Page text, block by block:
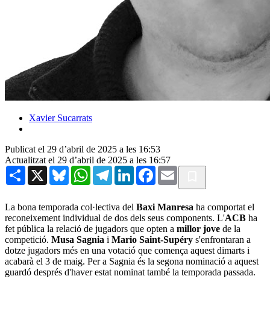
Xavier Sucarrats
Publicat el 29 d’abril de 2025 a les 16:53
Actualitzat el 29 d’abril de 2025 a les 16:57
Share X BlueskyWhatsAppTelegramLinkedInFacebook
Email
La bona temporada col·lectiva del Baxi Manresa ha comportat el
reconeixement individual de dos dels seus components. L'ACB ha
fet pública la relació de jugadors que opten a millor jove de la
competició. Musa Sagnia i Mario Saint-Supéry s'enfrontaran a
dotze jugadors més en una votació que comença aquest dimarts i
acabarà el 3 de maig. Per a Sagnia és la segona nominació a aquest
guardó després d'haver estat nominat també la temporada passada.